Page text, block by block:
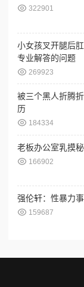
322901
小女孩叉开腿后
专业解答的问题
269923
被三个黑人折腾
历
184334
老板办公室乳摸
166902
强伦轩：性暴力
159687